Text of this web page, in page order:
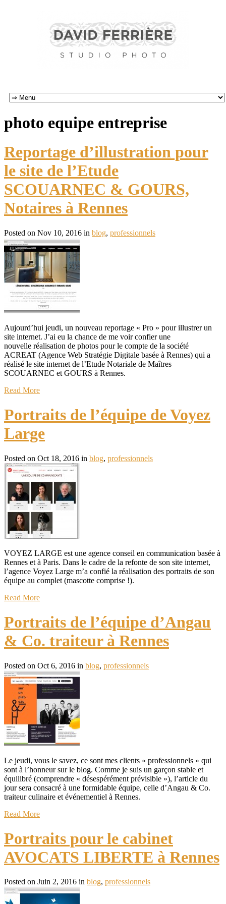
photo equipe entreprise
Reportage d’illustration pour
le site de l’Etude
SCOUARNEC & GOURS,
Notaires à Rennes
Posted on Nov 10, 2016 in blog, professionnels
Aujourd’hui jeudi, un nouveau reportage « Pro » pour illustrer un
site internet. J’ai eu la chance de me voir confier une
nouvelle réalisation de photos pour le compte de la société
ACREAT (Agence Web Stratégie Digitale basée à Rennes) qui a
réalisé le site internet de l’Etude Notariale de Maîtres
SCOUARNEC et GOURS à Rennes.
Read More
Portraits de l’équipe de Voyez
Large
Posted on Oct 18, 2016 in blog, professionnels
VOYEZ LARGE est une agence conseil en communication basée à
Rennes et à Paris. Dans le cadre de la refonte de son site internet,
l’agence Voyez Large m’a confié la réalisation des portraits de son
équipe au complet (mascotte comprise !).
Read More
Portraits de l’équipe d’Angau
& Co. traiteur à Rennes
Posted on Oct 6, 2016 in blog, professionnels
Le jeudi, vous le savez, ce sont mes clients « professionnels » qui
sont à l’honneur sur le blog. Comme je suis un garçon stable et
équilibré (comprendre « désespérément prévisible »), l’article du
jour sera consacré à une formidable équipe, celle d’Angau & Co.
traiteur culinaire et événementiel à Rennes.
Read More
Portraits pour le cabinet
AVOCATS LIBERTE à Rennes
Posted on Juin 2, 2016 in blog, professionnels